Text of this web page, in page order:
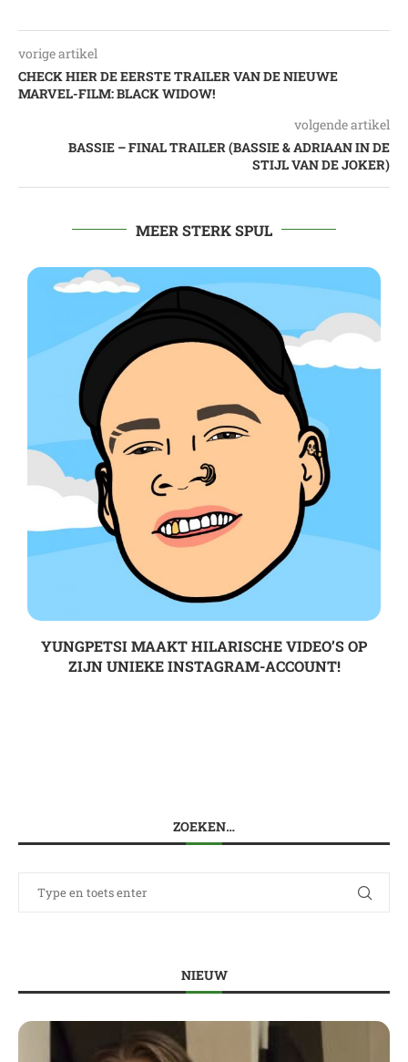
vorige artikel
CHECK HIER DE EERSTE TRAILER VAN DE NIEUWE
MARVEL-FILM: BLACK WIDOW!
volgende artikel
BASSIE – FINAL TRAILER (BASSIE & ADRIAAN IN DE
STIJL VAN DE JOKER)
MEER STERK SPUL
YUNGPETSI MAAKT HILARISCHE VIDEO’S OP
ZIJN UNIEKE INSTAGRAM-ACCOUNT!
ZOEKEN…
NIEUW